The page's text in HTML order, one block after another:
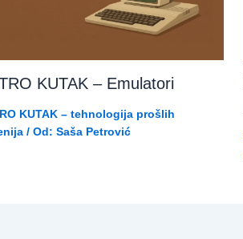
KUTAK – Emulatori
KUTAK – tehnologija prošlih
/ Od: Saša Petrović